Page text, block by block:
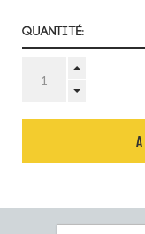
Quantité: